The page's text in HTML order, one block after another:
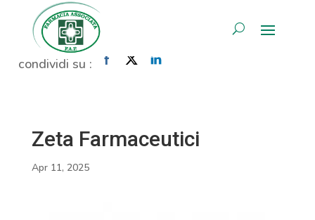
AREA RISERVATA
Zeta Farmaceutici
Home» Zeta Farmaceutici
condividi su :
Zeta Farmaceutici
Apr 11, 2025